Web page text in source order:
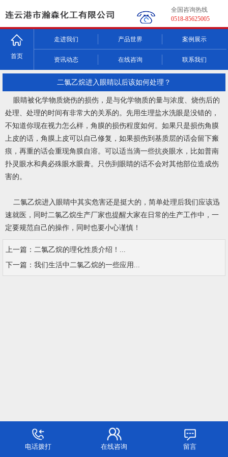
全国咨询热线
0518-85625005
首页
走进我们 产品世界 案例展示
资讯动态 在线咨询 联系我们
二氯乙烷进入眼睛以后该如何处理？
眼睛被化学物质烧伤的损伤，是与化学物质的量与浓度、烧伤后的
处理、处理的时间有非常大的关系的。先用生理盐水洗眼是没错的，
不知道你现在视力怎么样，角膜的损伤程度如何。如果只是损伤角膜
上皮的话，角膜上皮可以自己修复，如果损伤到基质层的话会留下瘢
痕，再重的话会重现角膜自溶。可以适当滴一些抗炎眼水，比如普南
扑灵眼水和典必殊眼水眼膏。只伤到眼睛的话不会对其他部位造成伤
害的。
二氯乙烷进入眼睛中其实危害还是挺大的，简单处理后我们应该迅
速就医，同时二氯乙烷生产厂家也提醒大家在日常的生产工作中，一
定要规范自己的操作，同时也要小心谨慎！
上一篇： 二氯乙烷的理化性质介绍！...
下一篇： 我们生活中二氯乙烷的一些应用...
电话拨打 在线咨询 留言